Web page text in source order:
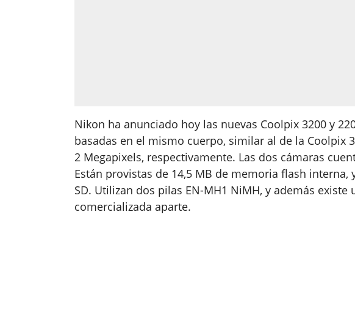
Nikon ha anunciado hoy las nuevas Coolpix 3200 y
basadas en el mismo cuerpo, similar al de la Coolpix
2 Megapixels, respectivamente. Las dos cámaras
Están provistas de 14,5 MB de memoria flash
SD. Utilizan dos pilas EN-MH1 NiMH, y además existe
comercializada aparte.